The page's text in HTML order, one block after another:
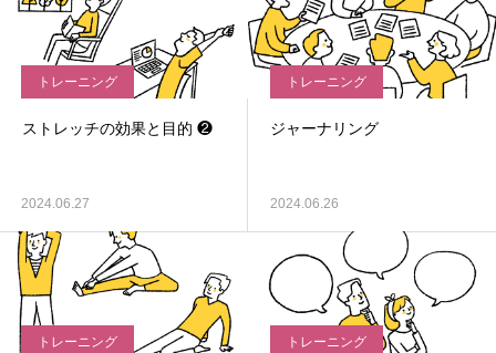
トレーニング
ストレッチの効果と目的 ❷
2024.06.27
トレーニング
ジャーナリング
2024.06.26
トレーニング トレーニング